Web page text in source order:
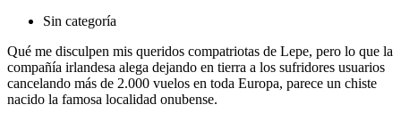
Sin categoría
Qué me disculpen mis queridos compatriotas de Lepe, pero lo que la
compañía irlandesa alega dejando en tierra a los sufridores usuarios
cancelando más de 2.000 vuelos en toda Europa, parece un chiste
nacido la famosa localidad onubense.